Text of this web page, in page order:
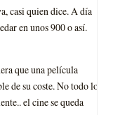
casi quien dice. A día
en unos 900 o así.
que una película
de su coste. No todo lo
el cine se queda